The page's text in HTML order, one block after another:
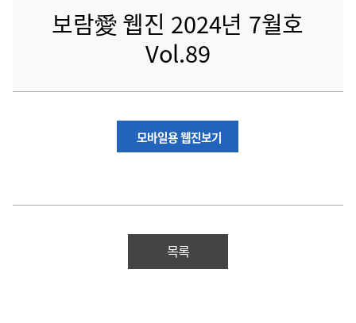
보람愛 웹진 2024년 7월호
Vol.89
모바일용 웹진보기
목록